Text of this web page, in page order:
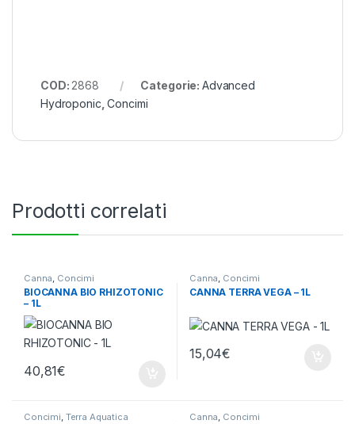
COD: 2868 Categorie: Advanced
Hydroponic ,Concimi
Prodotti correlati
Canna Concimi
BIOCANNA BIO RHIZOTONIC
– 1L
40,81€
Canna Concimi
CANNA TERRA VEGA – 1L
15,04€
Concimi, Terra Aquatica Canna, Concimi